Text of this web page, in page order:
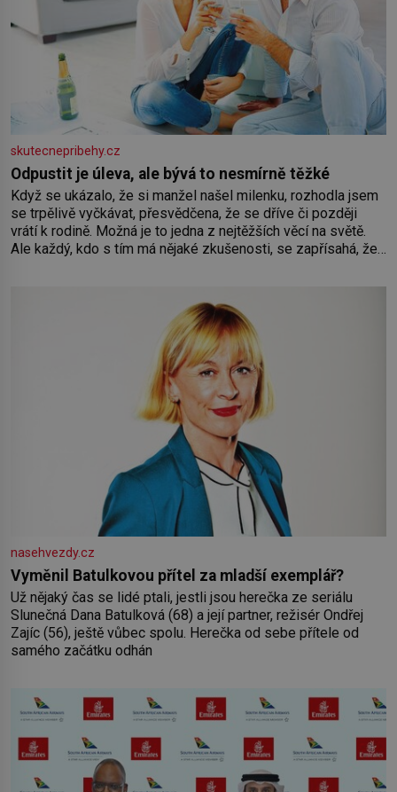
skutecnepribehy.cz
Odpustit je úleva, ale bývá to nesmírně těžké
Když se ukázalo, že si manžel našel milenku, rozhodla jsem
se trpělivě vyčkávat, přesvědčena, že se dříve či později
vrátí k rodině. Možná je to jedna z nejtěžších věcí na světě.
Ale každý, kdo s tím má nějaké zkušenosti, se zapřísahá, že
nasehvezdy.cz
Vyměnil Batulkovou přítel za mladší exemplář?
Už nějaký čas se lidé ptali, jestli jsou herečka ze seriálu
Slunečná Dana Batulková (68) a její partner, režisér Ondřej
Zajíc (56), ještě vůbec spolu. Herečka od sebe přítele od
samého začátku odhán